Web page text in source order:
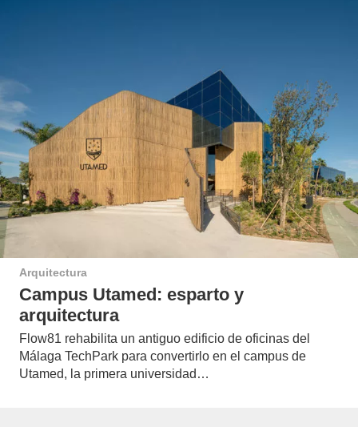
Arquitectura
Campus Utamed: esparto y
arquitectura
Flow81 rehabilita un antiguo edificio de oficinas del
Málaga TechPark para convertirlo en el campus de
Utamed, la primera universidad…